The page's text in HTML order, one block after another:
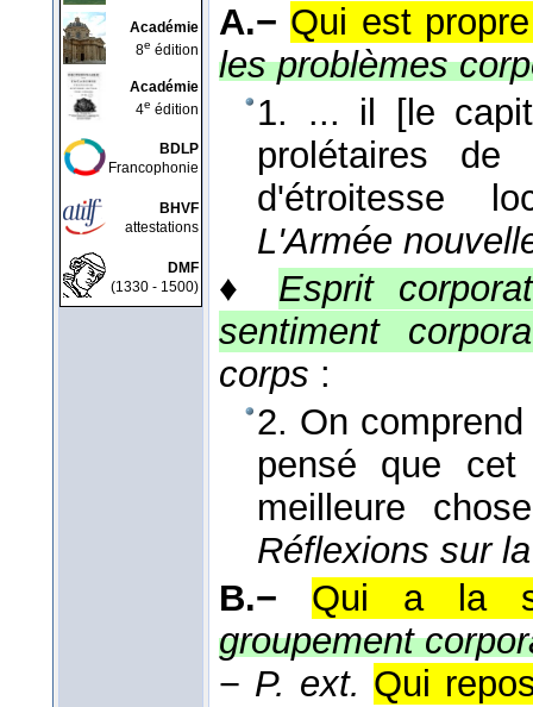
Académie
8e édition
Académie
4e édition
BDLP
Francophonie
BHVF
attestations
DMF
(1330 - 1500)
A.− Qui est
les problèmes
1. ... il [le
prolétaires
d'étroitesse
L'Armée
♦ Esprit
sentiment
corps :
2. On
pensé que
meilleure
Réflexions sur
B.−
Qui a la
groupement
− P. ext. Qui